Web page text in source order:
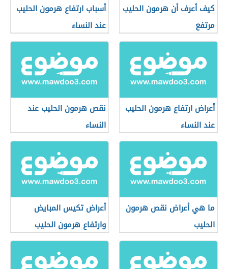
كيف أعرف أن هرمون الحليب
مرتفع
أسباب ارتفاع هرمون الحليب
عند النساء
أعراض ارتفاع هرمون الحليب
عند النساء
نقص هرمون الحليب عند
النساء
ما هي أعراض نقص هرمون
الحليب
أعراض تكيس المبايض
وارتفاع هرمون الحليب